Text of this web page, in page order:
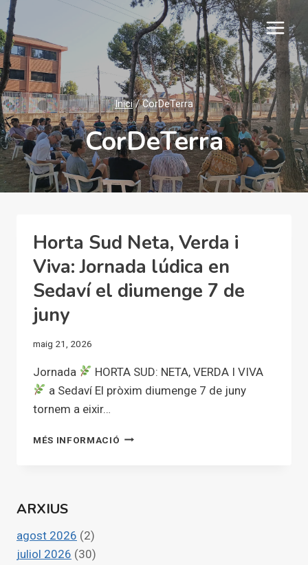
Vés
al
contingut
Inici / CorDeTerra
CorDeTerra
Horta Sud Neta, Verda i
Viva: Jornada lúdica en
Sedaví el diumenge 7 de
juny
maig 21, 2026
Jornada
HORTA SUD: NETA, VERDA I VIVA
a Sedaví El pròxim diumenge 7 de juny
tornem a eixir…
MÉS INFORMACIÓ HORTA
ARXIUS
agost 2026 (2)
juliol 2026 (30)